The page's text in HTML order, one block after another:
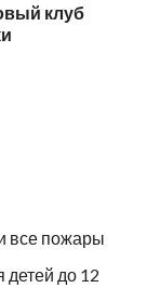
клуб
все пожары
детей до 12